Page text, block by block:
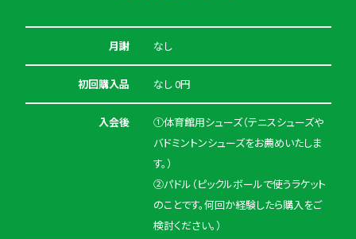
月謝 なし
初回購入品 なし 0円
入会後
①体育館用シューズ（テニスシューズや
バドミントンシューズをお薦めいたしま
す。）
②パドル（ピックルボールで使うラケット
のことです。何回か経験したら購入をご
検討ください。）